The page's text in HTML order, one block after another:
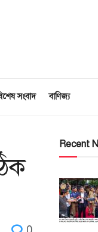
সংবাদ বাণিজ্য
Recent